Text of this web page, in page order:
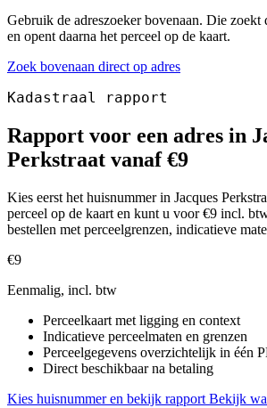
Gebruik de adreszoeker bovenaan. Die zoekt
en opent daarna het perceel op de kaart.
Zoek bovenaan direct op adres
Kadastraal rapport
Rapport voor een adres in
Perkstraat vanaf €9
Kies eerst het huisnummer in Jacques
perceel op de kaart en kunt u voor €9 incl.
bestellen met perceelgrenzen, indicatieve
€9
Eenmalig, incl. btw
Perceelkaart met ligging en context
Indicatieve perceelmaten en grenzen
Perceelgegevens overzichtelijk in één
Direct beschikbaar na betaling
Kies huisnummer en bekijk rapport Bekijk